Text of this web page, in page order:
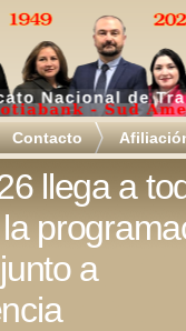
Contacto
llega a
a